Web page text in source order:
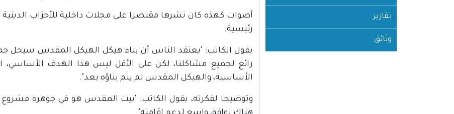
تقارير
وثائق
أصوات كهذه كان نشرها مقتصرا على مجلات داخلية للأحزاب الدينية
رئيسية.
يقول الكاتب: "يعتقد الناس أن بناء هيكل الهيكل المقدس سيحل
رائع لجميع مشاكلنا، لكن على الأقل ليس هذا الهدف
الأساسية، والهيكل المقدس لم يتم بناؤه بعد".
وتوضيحا لفكرته، يقول الكاتب: "بيت المقدس هو في جوهره مشروع